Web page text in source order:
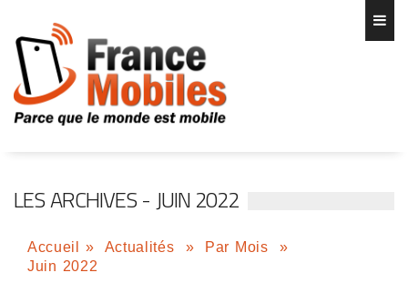
LES ARCHIVES - JUIN 2022
Accueil » Actualités » Par Mois
»
Juin 2022